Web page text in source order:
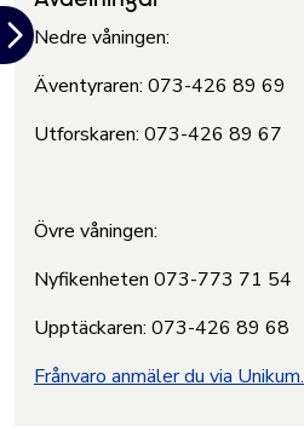
Nedre våningen:
Äventyraren: 073-426 89 69
Utforskaren: 073-426 89 67
Övre våningen:
Nyfikenheten 073-773 71 54
Upptäckaren: 073-426 89 68
Frånvaro anmäler du via Unikum.